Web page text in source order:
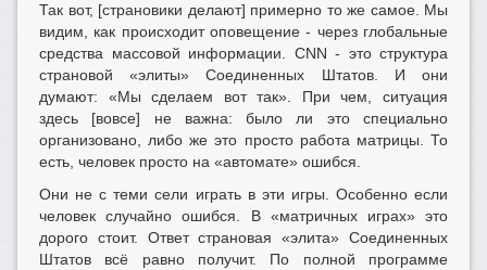
Так вот, [страновики делают] примерно то же самое. Мы
видим, как происходит оповещение - через глобальные
средства массовой информации. CNN - это структура
страновой «элиты» Соединенных Штатов. И они
думают: «Мы сделаем вот так». При чем, ситуация
здесь [вовсе] не важна: было ли это специально
организовано, либо же это просто работа матрицы. То
есть, человек просто на «автомате» ошибся.
Они не с теми сели играть в эти игры. Особенно если
человек случайно ошибся. В «матричных играх» это
дорого стоит. Ответ страновая «элита» Соединенных
Штатов всё равно получит. По полной программе